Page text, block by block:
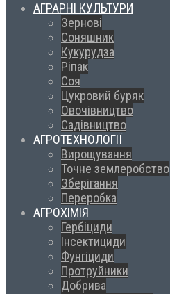
АГРАРНІ КУЛЬТУРИ
Зернові
Соняшник
Кукурудза
Ріпак
Соя
Цукровий буряк
Овочівництво
Садівництво
АГРОТЕХНОЛОГІЇ
Вирощування
Точне землеробство
Зберігання
Переробка
АГРОХІМІЯ
Гербіциди
Інсектициди
Фунгіциди
Протруйники
Добрива